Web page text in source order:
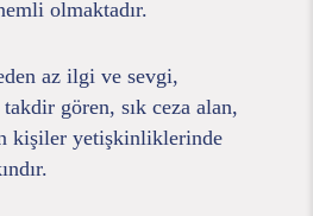
olmaktadır.
az ilgi ve sevgi,
gören, sık ceza alan,
kişiler yetişkinliklerinde